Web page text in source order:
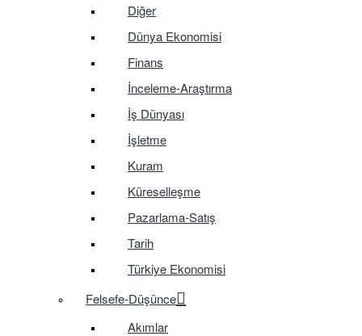
Diğer
Dünya Ekonomisi
Finans
İnceleme-Araştırma
İş Dünyası
İşletme
Kuram
Küreselleşme
Pazarlama-Satış
Tarih
Türkiye Ekonomisi
Felsefe-Düşünce
Akımlar